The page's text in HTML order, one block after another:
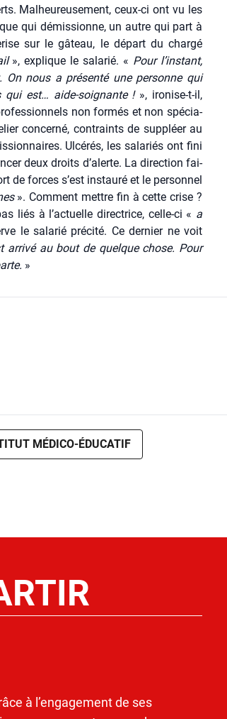
Mal­heu­reu­se­ment, ceux-ci ont vu les
qui démis­sionne, un autre qui part à
sur le gâteau, le départ du char­gé
», explique le sala­rié. « Pour l’instant,
On nous a pré­sen­té une per­sonne qui
qui est… aide-soi­gnante !», iro­nise-t-il,
non for­més et non spé­cia­
concer­né, contraints de sup­pléer au
Ulcé­rés, les sala­riés ont fini
deux droits d’alerte. La direc­tion fai­
de forces s’est ins­tau­ré et le per­son­nel
». Com­ment mettre fin à cette crise ?
liés à l’actuelle direc­trice, celle-ci « a
le sala­rié pré­ci­té. Ce der­nier ne voit
arri­vé au bout de quelque chose. Pour
»
MÉDICO-ÉDUCATIF
à l’engagement de ses